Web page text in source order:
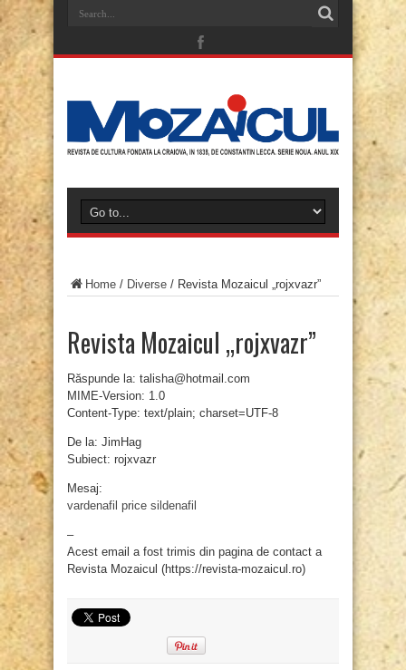
Home / Diverse / Revista Mozaicul „rojxvazr”
Revista Mozaicul „rojxvazr”
Răspunde la: talisha@hotmail.com
MIME-Version: 1.0
Content-Type: text/plain; charset=UTF-8
De la: JimHag
Subiect: rojxvazr
Mesaj:
vardenafil price sildenafil
–
Acest email a fost trimis din pagina de contact a
Revista Mozaicul (https://revista-mozaicul.ro)